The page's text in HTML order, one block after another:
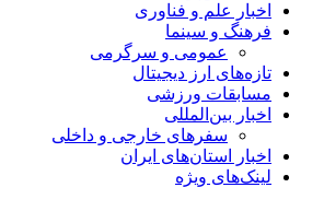
اخبار علم و فناوری
فرهنگ و سینما
عمومی و سرگرمی
تازه‌های ارز دیجیتال
مسابقات ورزشی
اخبار بین‌المللی
سفرهای خارجی و داخلی
اخبار استان‌های ایران
لینک‌های ویژه